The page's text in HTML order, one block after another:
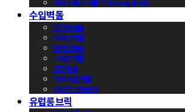
수입벽돌
벨기에벽돌
이태리벽돌
덴마크벽돌
스페인벽돌
호주벽돌
이외 수입벽돌
컬러별 살펴보기
유럽롱브릭